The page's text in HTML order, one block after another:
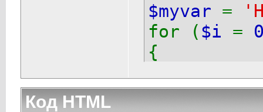
$myvar =
for ( $i =
{
echo
}
Код HTML